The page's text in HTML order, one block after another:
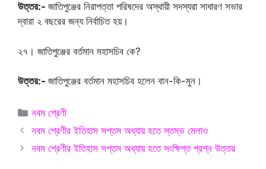
উত্তর:- জাতিপুঞ্জের নিরাপত্তা পরিষদের অস্থায়ী সদস্যরা সাধারণ সভার
দ্বারা ২ বছরের জন্য নির্বাচিত হয়।
২৭। জাতিপুঞ্জের বর্তমান মহাসচিব কে?
উত্তর:- জাতিপুঞ্জের বর্তমান মহাসচিব হলেন বান-কি-মুন।
Categories
নবম শ্রেণী
নবম শ্রেণীর ইতিহাস সপ্তম অধ্যায় হতে স্তম্ভ মেলাও
নবম শ্রেণীর ইতিহাস সপ্তম অধ্যায় হতে সংক্ষিপ্ত প্রশ্ন উত্তর